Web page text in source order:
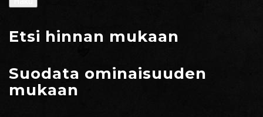
Etsi hinnan mukaan
Suodata ominaisuuden
mukaan